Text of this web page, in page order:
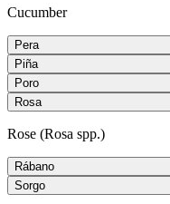
Cucumber
Pera
Piña
Poro
Rosa
Rose (Rosa spp.)
Rábano
Sorgo